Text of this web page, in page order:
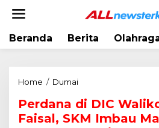
Beranda Berita
Home / Dumai
r
d
Perdana di DIC
Faisal, SKM Imbau